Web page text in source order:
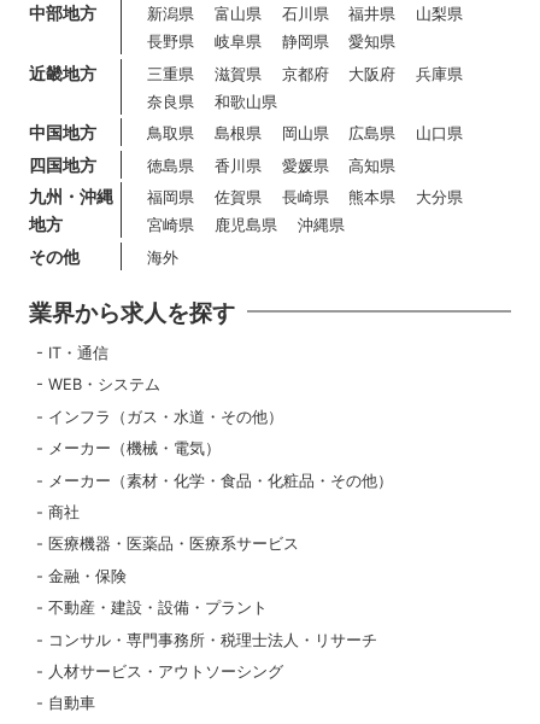
中部地方 新潟県 富山県 石川県 福井県
山梨県
長野県
岐阜県 静岡県 愛知県
近畿地方 三重県 滋賀県 京都府 大阪府
兵庫県
奈良県
和歌山県
中国地方 鳥取県 島根県 岡山県 広島県 山口県
四国地方 徳島県 香川県 愛媛県 高知県
九州・沖縄
地方
福岡県 佐賀県 長崎県 熊本県
大分県
宮崎県
鹿児島県 沖縄県
その他 海外
業界から求人を探す
IT・通信
WEB・システム
インフラ（ガス・水道・その他）
メーカー（機械・電気）
メーカー（素材・化学・食品・化粧品・その他）
商社
医療機器・医薬品・医療系サービス
金融・保険
不動産・建設・設備・プラント
コンサル・専門事務所・税理士法人・リサーチ
人材サービス・アウトソーシング
自動車